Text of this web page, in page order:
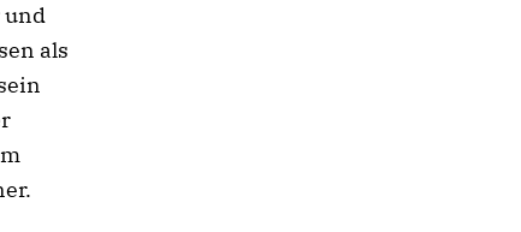
und
als